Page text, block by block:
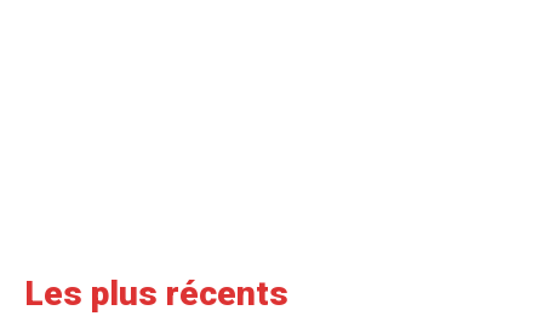
Les plus récents